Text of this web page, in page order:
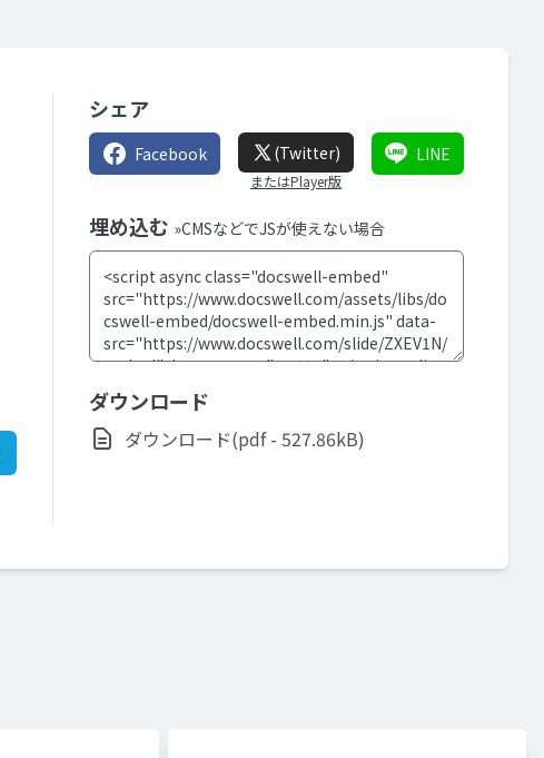
シェア
Facebook (Twitter)
またはPlayer版
LINE
埋め込む »CMSなどでJSが使えない場合
ダウンロード
ダウンロード(pdf - 527.86kB)